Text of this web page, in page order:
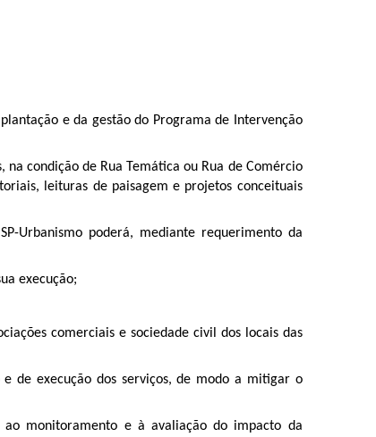
e da gestão do Programa de Intervenção
condição de Rua Temática ou Rua de Comércio
leituras de paisagem e projetos conceituais
Urbanismo poderá, mediante requerimento da
execução;
comerciais e sociedade civil dos locais das
de execução dos serviços, de modo a mitigar o
monitoramento e à avaliação do impacto da